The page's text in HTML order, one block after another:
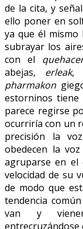
de la cita, y
ello poner en
ya que él
subrayar los
con el
abejas, erleak,
pharmakon
estorninos
parece regirse
ocurriría con un
precisión la
obedecen la
agruparse en el
velocidad de su
de modo que
tendencia
van y
entrecruzándose